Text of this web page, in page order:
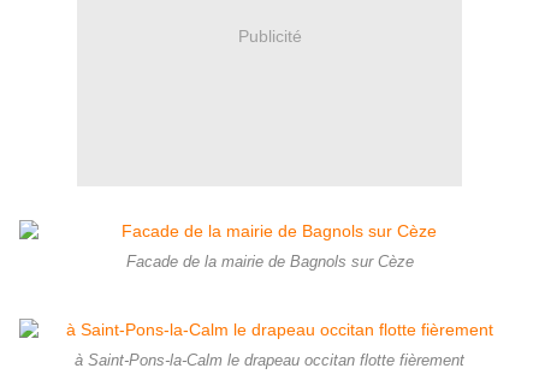
Publicité
Facade de la mairie de Bagnols sur Cèze
à Saint-Pons-la-Calm le drapeau occitan flotte fièrement